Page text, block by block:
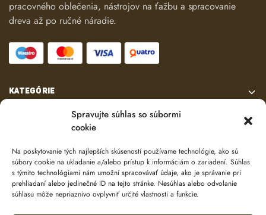
Spravujte súhlas so súbormi
cookie
Na poskytovanie tých najlepších skúseností používame technológie, ako sú
súbory cookie na ukladanie a/alebo prístup k informáciám o zariadení. Súhlas
s týmito technológiami nám umožní spracovávať údaje, ako je správanie pri
prehliadaní alebo jedinečné ID na tejto stránke. Nesúhlas alebo odvolanie
súhlasu môže nepriaznivo ovplyvniť určité vlastnosti a funkcie.
pracovného oblečenia, nástrojov na ťažbu a spracovanie
dreva až po ručné náradie.
KATEGÓRIE
VŠETKO O NÁKUPE
KONTAKT